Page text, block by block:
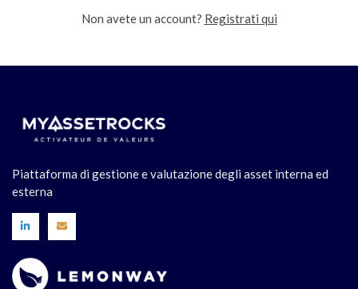
Non avete un account? Registrati qui
Piattaforma di gestione e valutazione degli asset interna ed
esterna